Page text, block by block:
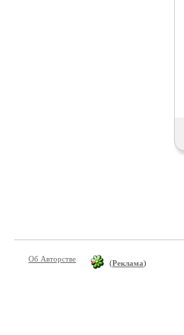
Об Авторстве (Реклама)